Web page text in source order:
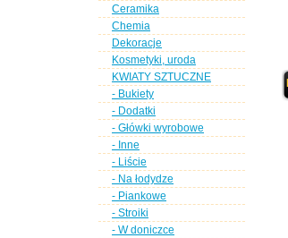
Ceramika
Chemia
Dekoracje
Kosmetyki, uroda
KWIATY SZTUCZNE
- Bukiety
- Dodatki
- Główki wyrobowe
- Inne
- Liście
- Na łodydze
- Piankowe
- Stroiki
- W doniczce